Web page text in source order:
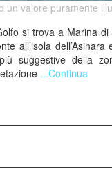
un valore puramente
si trova a Marina
all’isola dell’Asinara
suggestive della
...Continua